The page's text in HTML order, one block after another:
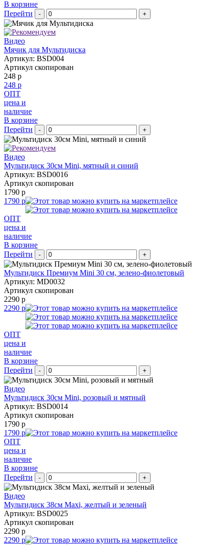
В корзине
Перейти
- +
Видео
Мячик для Мультидиска
Артикул: BSD004
Артикул скопирован
248 р
248 р
ОПТ
цена и
наличие
В корзине
Перейти
- +
Видео
Мультидиск 30см Mini, мятный и синий
Артикул: BSD0016
Артикул скопирован
1790 р
1790 р
ОПТ
цена и
наличие
В корзине
Перейти
- +
Мультидиск Премиум Mini 30 см, зелено-фиолетовый
Артикул: MD0032
Артикул скопирован
2290 р
2290 р
ОПТ
цена и
наличие
В корзине
Перейти
- +
Видео
Мультидиск 30см Mini, розовый и мятный
Артикул: BSD0014
Артикул скопирован
1790 р
1790 р
ОПТ
цена и
наличие
В корзине
Перейти
- +
Видео
Мультидиск 38см Maxi, желтый и зеленый
Артикул: BSD0025
Артикул скопирован
2290 р
2290 р